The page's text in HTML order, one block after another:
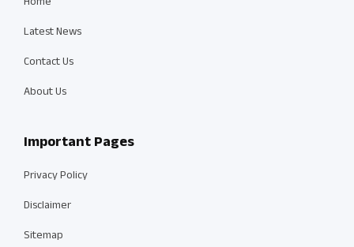
Latest News
Contact Us
About Us
Important Pages
Privacy Policy
Disclaimer
Sitemap